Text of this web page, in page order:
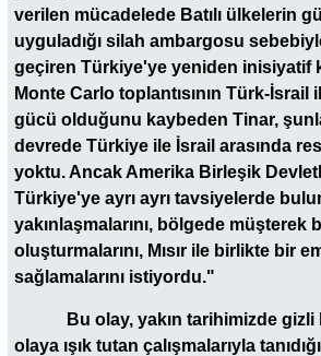
verilen mücadelede Batılı ülkelerin
uyguladığı silah ambargosu
geçiren Türkiye'ye yeniden inisiyatif
Monte Carlo toplantısının Türk-
gücü olduğunu kaybeden Tinar,
devrede Türkiye ile İsrail arasında
yoktu. Ancak Amerika Birleşik
Türkiye'ye ayrı ayrı tavsiyelerde
yakınlaşmalarını, bölgede müşterek
oluşturmalarını, Mısır ile birlikte bir
sağlamalarını istiyordu."
Bu olay, yakın tarihimizde gizli
olaya ışık tutan çalışmalarıyla